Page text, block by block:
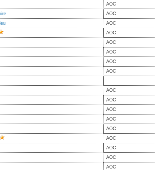
AOC
AOC
AOC
AOC
AOC
AOC
AOC
AOC
AOC
AOC
AOC
AOC
AOC
AOC
AOC
AOC
AOC